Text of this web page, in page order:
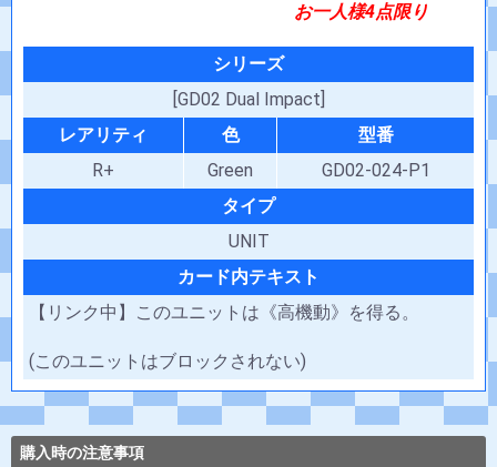
お一人様4点限り
シリーズ
[GD02 Dual Impact]
レアリティ
色
型番
R+
Green
GD02-024-P1
タイプ
UNIT
カード内テキスト
【リンク中】このユニットは《高機動》を得る。
(このユニットはブロックされない)
購入時の注意事項